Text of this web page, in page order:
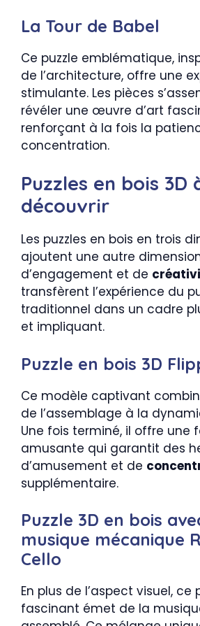
La Tour de Babel
Ce puzzle emblématique,
de l’architecture, offre une
stimulante. Les pièces
révéler une œuvre d’art
renforçant à la fois la
concentration.
Puzzles en bois 3D
découvrir
Les puzzles en bois en trois
ajoutent une autre
d’engagement et de
transfèrent l’expérience du
traditionnel dans un cadre
et impliquant.
Puzzle en bois 3D
Ce modèle captivant
de l’assemblage à la
Une fois terminé, il offre une
amusante qui garantit des
d’amusement et de
supplémentaire.
Puzzle 3D en bois
musique mécanique
Cello
En plus de l’aspect visuel, ce
fascinant émet de la